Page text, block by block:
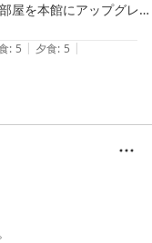
屋を本館にアップグレー
も行き届いており、食事
から最後のデザートまで
た。
ち着いた環境の為、大人
わらずのサービスを期待
: 5 | 夕食: 5 |